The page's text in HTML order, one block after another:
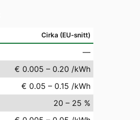
Cirka (EU-snitt)
—
€ 0.005 – 0.20 /kWh
€ 0.05 – 0.15 /kWh
20 – 25 %